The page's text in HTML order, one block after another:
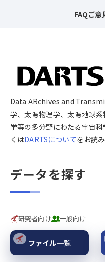
FAQご意
Data ARchives and
学、太陽物理学、太陽地球
学等の多分野にわたる宇宙
くはDARTSについてをお読
データを探す
研究者向け 一般向け
ファイル一覧